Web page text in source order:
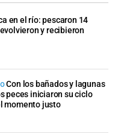
en el río: pescaron 14
y recibieron
Con los bañados y lagunas
peces iniciaron su ciclo
momento justo